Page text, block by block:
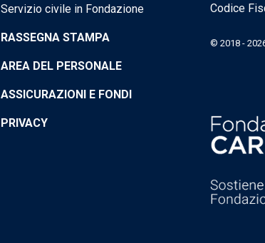
Servizio civile in Fondazione
RASSEGNA STAMPA
AREA DEL PERSONALE
ASSICURAZIONI E FONDI
PRIVACY
Codice
© 2018 -